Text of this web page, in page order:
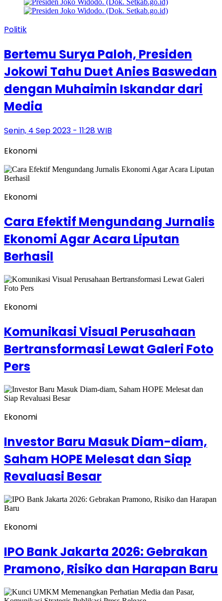
Politik
Bertemu Surya Paloh, Presiden
Jokowi Tahu Duet Anies Baswedan
dengan Muhaimin Iskandar dari
Media
Senin, 4 Sep 2023 - 11:28 WIB
Ekonomi
Ekonomi
Cara Efektif Mengundang Jurnalis
Ekonomi Agar Acara Liputan
Berhasil
Ekonomi
Komunikasi Visual Perusahaan
Bertransformasi Lewat Galeri Foto
Pers
Ekonomi
Investor Baru Masuk Diam-diam,
Saham HOPE Melesat dan Siap
Revaluasi Besar
Ekonomi
IPO Bank Jakarta 2026: Gebrakan
Pramono, Risiko dan Harapan Baru